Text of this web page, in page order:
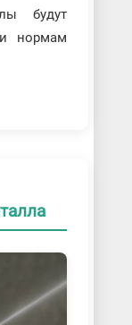
будут
и нормам